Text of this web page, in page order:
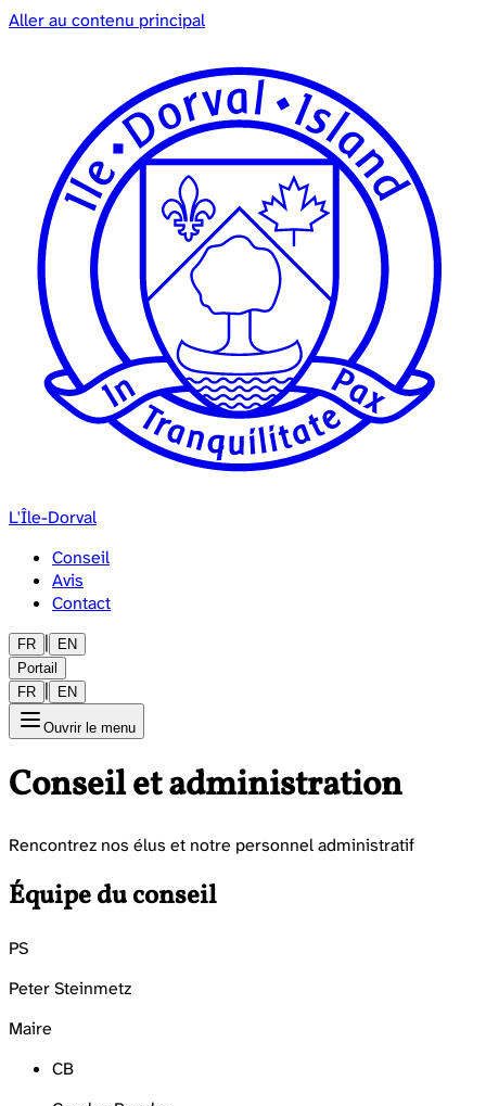
Aller au contenu principal
L'Île-Dorval
Conseil
Avis
Contact
FR
EN
Portail
FR
EN
Ouvrir le menu
Conseil et administration
Rencontrez nos élus et notre personnel administratif
Équipe du conseil
PS
Peter Steinmetz
Maire
CB